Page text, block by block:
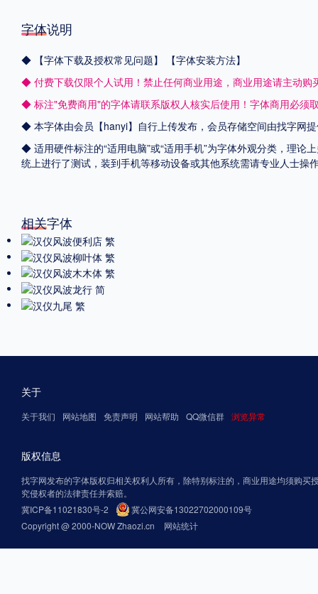
字体说明
◆ 【字体下载及授权常见问题】
【字体安装方法】
◆ 付费下载仅限个人试用！禁止任何商业用途，商业用途请主动购
◆ 标注"免费商用"的字体请联系版权人核实后使用！字体商用必须
◆ 本字体由会员【hanyi】自行上传发布，会员存储空间由找字网
◆ 适用硬件标注的“适用电脑”或“适用手机”为字体外观分类，理论
统上进行了测试，装到手机等移动设备或其他系统需请专业人士
相关字体
关于
关于我们 网站地图 免责声明 网站帮助 QQ微信群 浏览异常
版权信息
找字网发布的字体版权归相关权利人所有，除特别标注的，商业用途均须购买
究侵权者的法律责任并索赔。
冀ICP备11021830号-2
冀公网安备13022702000109号
Copyright @ 2000-NOW Zhaozi.cn
网站统计